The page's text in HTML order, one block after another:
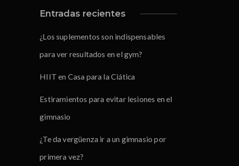
Entradas recientes
¿Los suplementos son indispensables
para ver resultados en el gym?
HIIT en Casa para la Ciática
Estiramientos para evitar lesiones en el
gimnasio
¿Te da vergüenza ir a un gimnasio por
primera vez?